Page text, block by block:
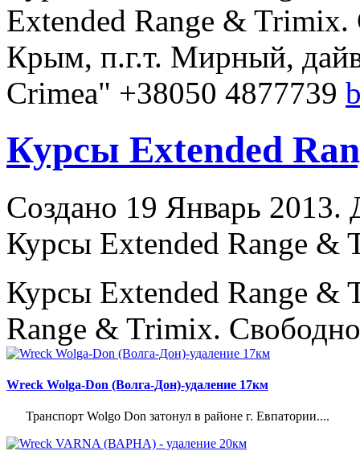
Extended Range & Trimix.
Крым, п.г.т. Мирный,
Crimea" +38050 4877739
Курсы Extended
Создано 19 Январь 2013.
Курсы Extended Range &
Курсы Extended Range &
Range & Trimix.
Wreck Wolga-Don (Волга-Дон)-удаление 17км
Транспорт Wolgo Don затонул в районе г. Евпатории....